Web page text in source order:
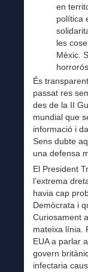
en
política
les
Mèxic.
És
passat res
des de la II
mundial que
informació i
Sens dubte
una defensa
El President
l’extrema
havia cap
Demòcrata i
Curiosament
mateixa línia.
EUA a parlar
govern
infectaria